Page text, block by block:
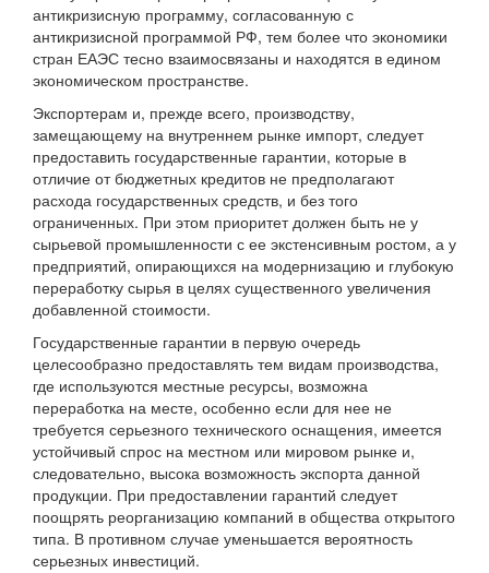
антикризисную программу, согласованную с
антикризисной программой РФ, тем более что экономики
стран ЕАЭС тесно взаимосвязаны и находятся в едином
экономическом пространстве.
Экспортерам и, прежде всего, производству,
замещающему на внутреннем рынке импорт, следует
предоставить государственные гарантии, которые в
отличие от бюджетных кредитов не предполагают
расхода государственных средств, и без того
ограниченных. При этом приоритет должен быть не у
сырьевой промышленности с ее экстенсивным ростом, а у
предприятий, опирающихся на модернизацию и глубокую
переработку сырья в целях существенного увеличения
добавленной стоимости.
Государственные гарантии в первую очередь
целесообразно предоставлять тем видам производства,
где используются местные ресурсы, возможна
переработка на месте, особенно если для нее не
требуется серьезного технического оснащения, имеется
устойчивый спрос на местном или мировом рынке и,
следовательно, высока возможность экспорта данной
продукции. При предоставлении гарантий следует
поощрять реорганизацию компаний в общества открытого
типа. В противном случае уменьшается вероятность
серьезных инвестиций.